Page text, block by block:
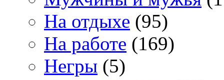
На отдыхе (95)
На работе (169)
Негры (5)